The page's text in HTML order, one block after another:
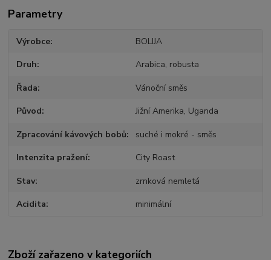
Parametry
Výrobce BOLIJA
Druh Arabica, robusta
Řada Vánoční směs
Původ Jižní Amerika, Uganda
Zpracování kávových bobů suché i mokré - směs
Intenzita pražení City Roast
Stav zrnková nemletá
Acidita minimální
Zboží zařazeno v kategoriích